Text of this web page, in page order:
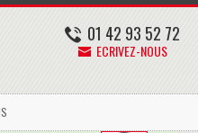
01 42 93 52 72
ECRIVEZ-NOUS